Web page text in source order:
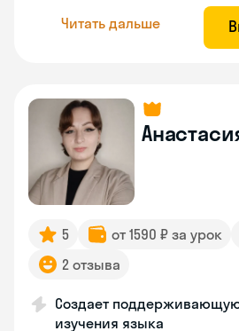
Читать дальше
5 от 1590 ₽ за урок
2 отзыва
Создает
изучения языка